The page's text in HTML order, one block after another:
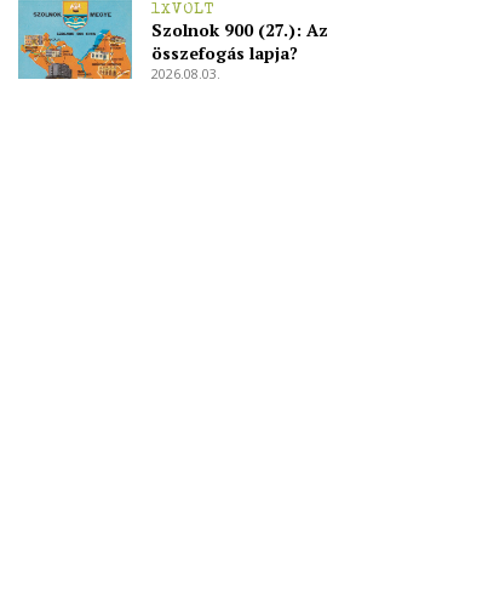
1XVOLT
Szolnok 900 (27.): Az
összefogás lapja?
2026.08.03.